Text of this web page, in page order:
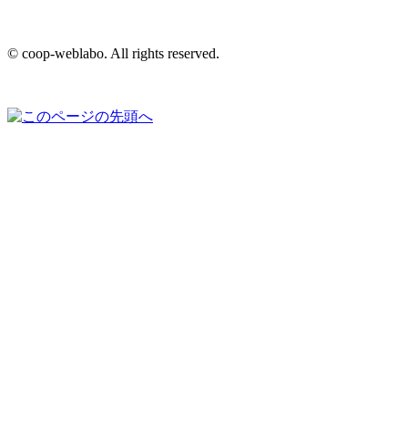
© coop-weblabo. All rights reserved.